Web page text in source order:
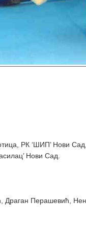
РК ‘ШИП’ Нови
Нови Сад.
Драган Перашевић,